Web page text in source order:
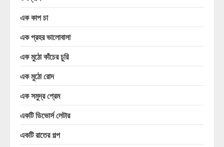
এক কাপ চা
এক প্রহর ভালোবাসা
এক মুঠো কাঁচের চুরি
এক মুঠো রোদ
এক সমুদ্র প্রেম
একটি ডিভোর্স লেটার
একটি রাতের গল্প